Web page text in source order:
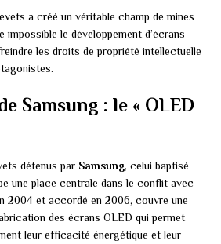
a créé un véritable champ de mines
impossible le développement d’écrans
les droits de propriété intellectuelle
Samsung : le « OLED
détenus par Samsung, celui baptisé
une place centrale dans le conflit avec
2004 et accordé en 2006, couvre une
des écrans OLED qui permet
leur efficacité énergétique et leur